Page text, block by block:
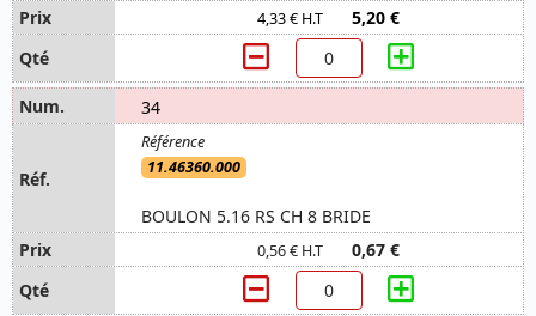
4,33 € H.T 5,20 €
34
11.46360.000
BOULON 5.16 RS CH 8 BRIDE
0,56 € H.T 0,67 €